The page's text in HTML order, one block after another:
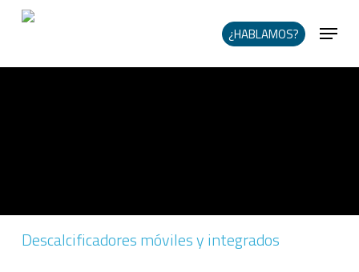
Skip
content
¿HABLAMOS?
Descalcificadores móviles y integrados